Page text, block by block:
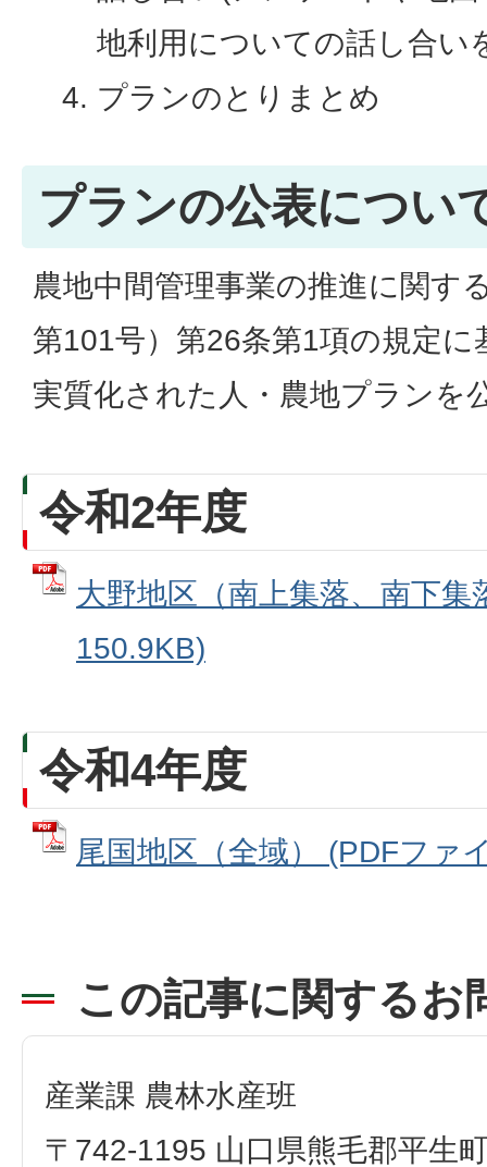
地利用についての話し合い
プランのとりまとめ
プランの公表につい
農地中間管理事業の推進に関す
第101号）第26条第1項の規定
実質化された人・農地プランを
令和2年度
大野地区（南上集落、南下
150.9KB)
令和4年度
尾国地区（全域） (PDFファ
この記事に関するお
産業課 農林水産班
〒742-1195 山口県熊毛郡平生